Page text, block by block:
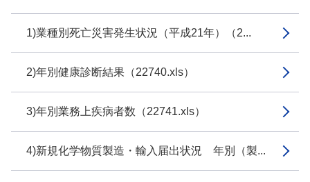
1)業種別死亡災害発生状況（平成21年）（2...
2)年別健康診断結果（22740.xls）
3)年別業務上疾病者数（22741.xls）
4)新規化学物質製造・輸入届出状況 年別（製...